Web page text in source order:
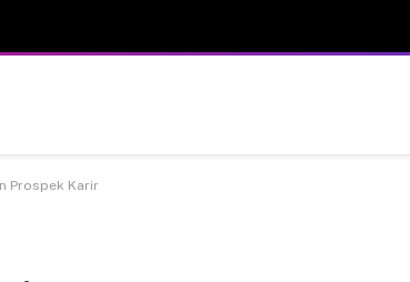
Prospek Karir